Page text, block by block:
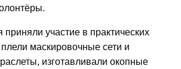
приняли участие в практических
маскировочные сети и
изготавливали окопные